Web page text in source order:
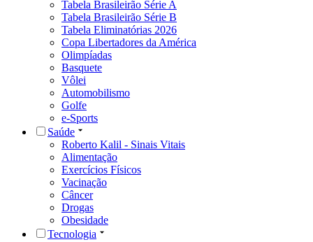
Tabela Brasileirão Série A
Tabela Brasileirão Série B
Tabela Eliminatórias 2026
Copa Libertadores da América
Olimpíadas
Basquete
Vôlei
Automobilismo
Golfe
e-Sports
Saúde
Roberto Kalil - Sinais Vitais
Alimentação
Exercícios Físicos
Vacinação
Câncer
Drogas
Obesidade
Tecnologia